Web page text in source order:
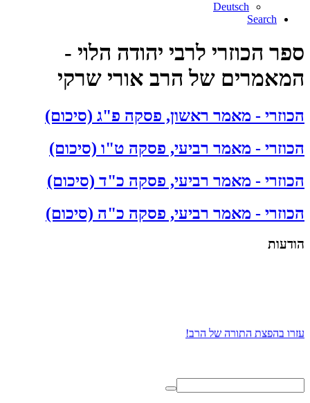
Deutsch
Search
ספר הכוזרי לרבי יהודה הלוי -
המאמרים של הרב אורי שרקי
הכוזרי - מאמר ראשון, פסקה פ"ג (סיכום)
הכוזרי - מאמר רביעי, פסקה ט"ו (סיכום)
הכוזרי - מאמר רביעי, פסקה כ"ד (סיכום)
הכוזרי - מאמר רביעי, פסקה כ"ה (סיכום)
הודעות
עזרו בהפצת התורה של הרב!